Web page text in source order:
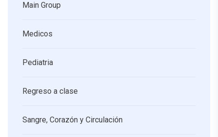
Main Group
Medicos
Pediatria
Regreso a clase
Sangre, Corazón y Circulación